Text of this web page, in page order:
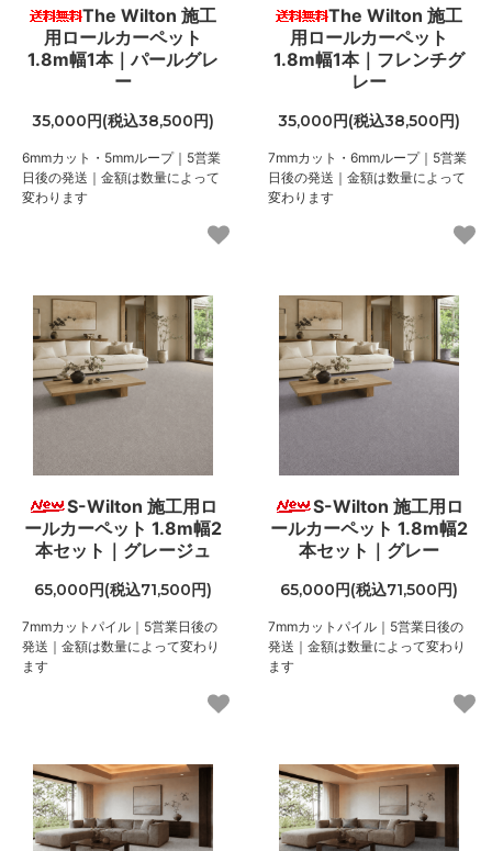
The Wilton 施工
用ロールカーペット
1.8m幅1本｜パールグレ
ー
35,000円(税込38,500円)
6mmカット・5mmループ｜5営業
日後の発送｜金額は数量によって
変わります
The Wilton 施工
用ロールカーペット
1.8m幅1本｜フレンチグ
レー
35,000円(税込38,500円)
7mmカット・6mmループ｜5営業
日後の発送｜金額は数量によって
変わります
S-Wilton 施工用ロ
ールカーペット 1.8m幅2
本セット｜グレージュ
65,000円(税込71,500円)
7mmカットパイル｜5営業日後の
発送｜金額は数量によって変わり
ます
S-Wilton 施工用ロ
ールカーペット 1.8m幅2
本セット｜グレー
65,000円(税込71,500円)
7mmカットパイル｜5営業日後の
発送｜金額は数量によって変わり
ます